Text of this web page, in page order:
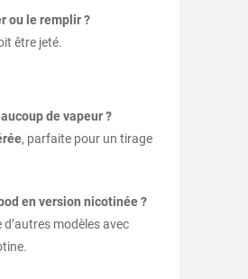
ou le remplir ?
être jeté.
de vapeur ?
, parfaite pour un tirage
en version nicotinée ?
modèles avec